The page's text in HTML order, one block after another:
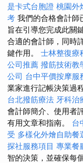
是卡式台胞證 桃園外
考 我們的合格會計師
旨在引導您完成此關
合適的會計師，同時
鍵作用。 士林整復療
公司推薦 撥筋技術教
公司 台中平價按摩服
業家進行記帳決策過
台北撥筋療法 牙科治
會計師簡介、使用者
有用文章和指南。 台
受 多樣化外燴自助餐
探社服務項目 專業餐
智的決策，並確保每